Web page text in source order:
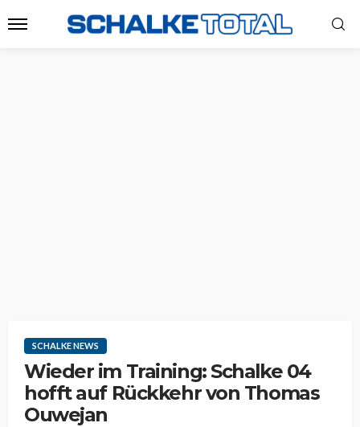
SCHALKE NEWS
Wieder im Training: Schalke 04
hofft auf Rückkehr von Thomas
Ouwejan